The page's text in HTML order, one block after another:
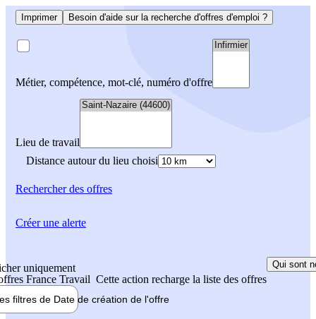
Imprimer Besoin d'aide sur la recherche d'offres d'emploi ?
Métier, compétence, mot-clé, numéro d'offre
Lieu de travail
Distance autour du lieu choisi
Rechercherdes offres
uniquement
France Travail Cette action recharge la liste des offres
Qui sont
filtres de Date de création de l'offre
Créer une alerte